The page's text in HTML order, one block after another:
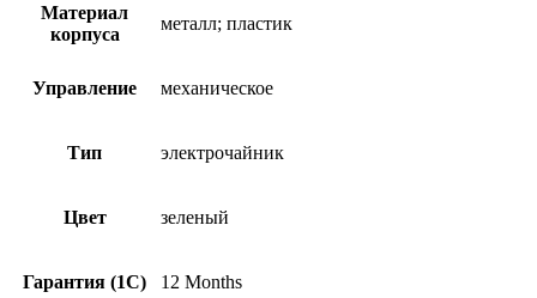
Материал
корпуса
металл; пластик
Управление механическое
Тип электрочайник
Цвет зеленый
Гарантия (1С) 12 Months